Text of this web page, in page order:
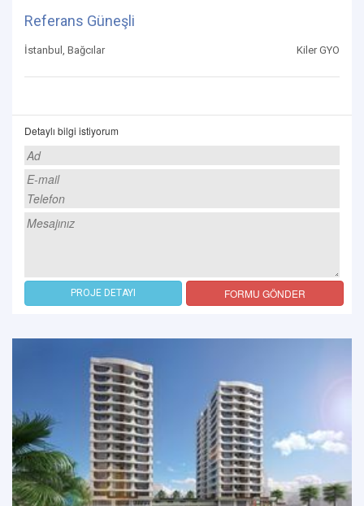
Referans Güneşli
İstanbul, Bağcılar Kiler GYO
Detaylı bilgi istiyorum
PROJE DETAYI FORMU GÖNDER